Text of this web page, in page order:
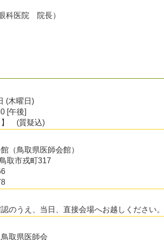
医院 院長）
(木曜日)
[午後]
】 (質疑込)
（鳥取県医師会館）
取市戎町317
のうえ、当日、直接会場へお越しください
取県医師会